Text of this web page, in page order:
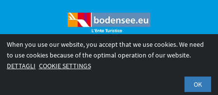
© 2026 Internationale Bodensee Tourismus GmbH
When you use our website, you accept that we use cookies. We need
to use cookies because of the optimal operation of our website.
DETTAGLI COOKIE SETTINGS
OK